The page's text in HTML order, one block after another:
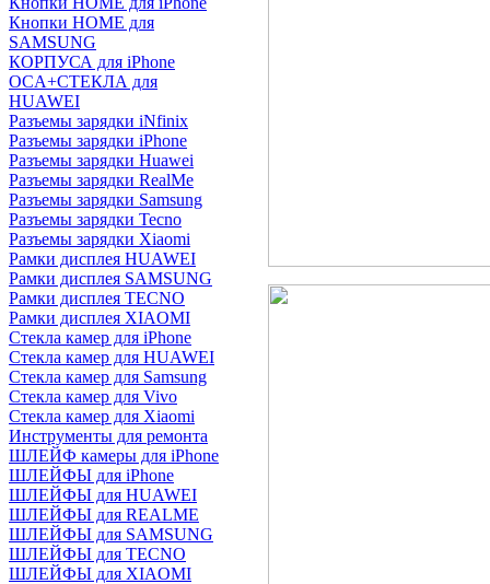
Кнопки HOME для
SAMSUNG
КОРПУСА для iPhone
OCA+СТЕКЛА для
HUAWEI
Разъемы зарядки iNfinix
Разъемы зарядки iPhone
Разъемы зарядки Huawei
Разъемы зарядки RealMe
Разъемы зарядки Samsung
Разъемы зарядки Tecno
Разъемы зарядки Xiaomi
Рамки дисплея HUAWEI
Рамки дисплея SAMSUNG
Рамки дисплея TECNO
Рамки дисплея XIAOMI
Стекла камер для iPhone
Стекла камер для HUAWEI
Стекла камер для Samsung
Стекла камер для Vivo
Стекла камер для Xiaomi
Инструменты для ремонта
ШЛЕЙФ камеры для iPhone
ШЛЕЙФЫ для iPhone
ШЛЕЙФЫ для HUAWEI
ШЛЕЙФЫ для REALME
ШЛЕЙФЫ для SAMSUNG
ШЛЕЙФЫ для TECNO
ШЛЕЙФЫ для XIAOMI